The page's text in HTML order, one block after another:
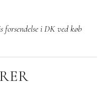
forsendelse i DK ved køb